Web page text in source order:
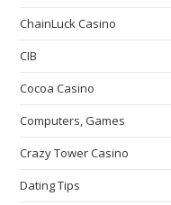
ChainLuck Casino
CIB
Cocoa Casino
Computers, Games
Crazy Tower Сasino
Dating Tips